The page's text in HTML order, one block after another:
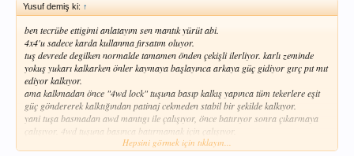
Yusuf demiş ki: ↑
ben tecrübe ettigimi anlatayım sen mantık yürüt abi.
4x4'u sadece karda kullanma fırsatım oluyor.
tuş devrede degilken normalde tamamen önden çekişli ilerliyor. karlı zeminde
yokuş yukarı kalkarken önler kaymaya başlayınca arkaya güç gidiyor gırç pıt mıt
ediyor kalkıyor.
ama kalkmadan önce "4wd lock" tuşuna basıp kalkış yapınca tüm tekerlere eşit
güç göndererek kalktığından patinaj cekmeden stabil bir şekilde kalkıyor.
yani tuşa basmadan awd mantıgı ile çalışıyor, önce batırıyor sonra çıkarmaya
çalışıyor. 4wd tuşuna basınca batırmamak için çalışıyor.
4wd tuşu basılıyken dönüşlerde araba kasıyor.
Hepsini görmek için tıklayın...